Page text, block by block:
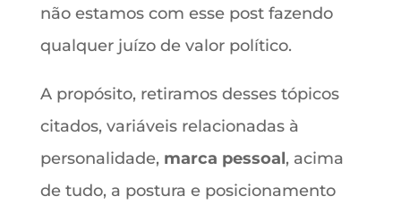
não estamos com esse post fazendo
qualquer juízo de valor político.
A propósito, retiramos desses tópicos
citados, variáveis relacionadas à
personalidade, marca pessoal, acima
de tudo, a postura e posicionamento